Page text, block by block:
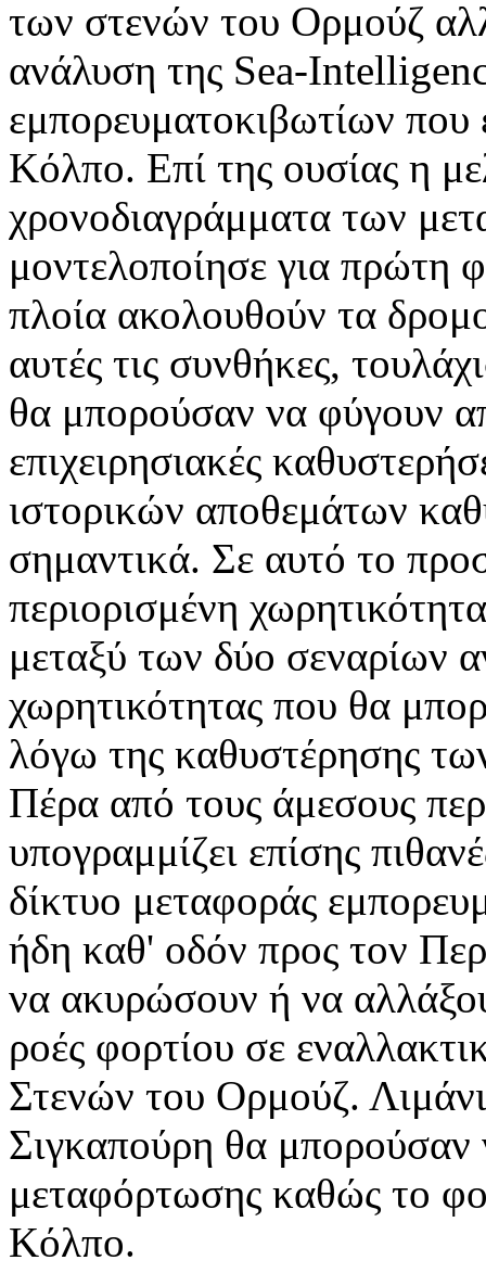
των στενών του Ορμούζ
ανάλυση της Sea-
εμπορευματοκιβωτίων που
Κόλπο. Επί της ουσίας η
χρονοδιαγράμματα των
μοντελοποίησε για πρώτη
πλοία ακολουθούν τα
αυτές τις συνθήκες,
θα μπορούσαν να φύγουν
επιχειρησιακές
ιστορικών αποθεμάτων
σημαντικά. Σε αυτό το
περιορισμένη
μεταξύ των δύο σεναρίων
χωρητικότητας που θα
λόγω της καθυστέρησης
Πέρα από τους άμεσους
υπογραμμίζει επίσης
δίκτυο μεταφοράς
ήδη καθ' οδόν προς τον
να ακυρώσουν ή να
ροές φορτίου σε
Στενών του Ορμούζ.
Σιγκαπούρη θα μπορούσαν
μεταφόρτωσης καθώς το
Κόλπο.